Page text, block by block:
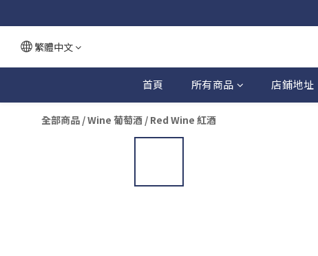
繁體中文
首頁 所有商品 店鋪地址
全部商品 /Wine 葡萄酒 / Red Wine 紅酒